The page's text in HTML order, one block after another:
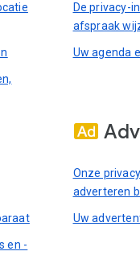
en -
De privacy-
afspraak
Uw agenda
Onze
adverteren
Uw